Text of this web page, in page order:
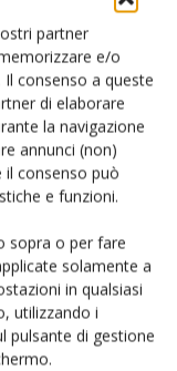
partner
e/o
consenso a queste
di elaborare
la navigazione
annunci (non)
consenso può
e funzioni.
sopra o per fare
solamente a
in qualsiasi
utilizzando i
pulsante di gestione
mondo